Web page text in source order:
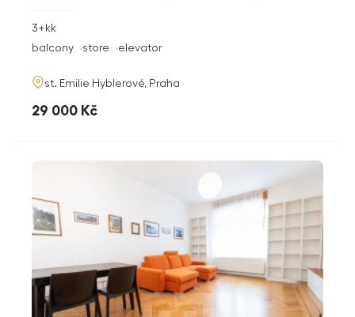
rozměry
3+kk
funkce
balcony store elevator
adresa
st. Emilie Hyblerové, Praha
cena
29 000 Kč